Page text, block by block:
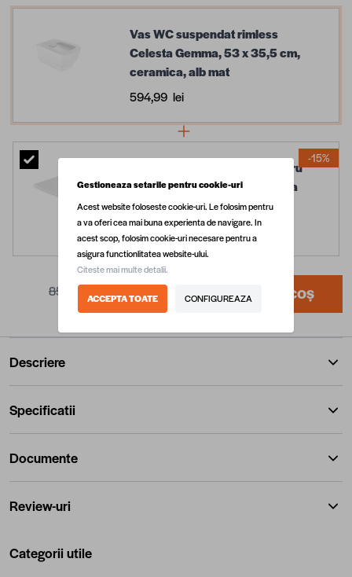
Vas WC suspendat rimless
Celesta Gemma, 53 x 35,5 cm,
ceramica, alb mat
594,99 lei
Capac WC cu soft close pentru
vas toaleta suspendat Celesta
Gemma, duroplast, alb
259,90 lei 220,92 lei
-15%
854,89 lei 815,91 lei ADAUGĂ ÎN COȘ
Descriere
Specificatii
Documente
Review-uri
Categorii utile
Gestioneaza setarile pentru cookie-uri
Acest website foloseste cookie-uri. Le folosim pentru
a va oferi cea mai buna experienta de navigare. In
acest scop, folosim cookie-uri necesare pentru a
asigura functionlitatea website-ului.
Citeste mai multe detalii.
ACCEPTA TOATE CONFIGUREAZA